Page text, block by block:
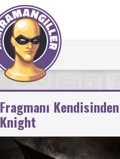
Fragmanı
Knight